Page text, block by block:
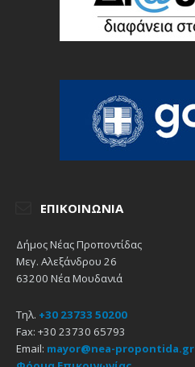
ΕΠΙΚΟΙΝΩΝΊΑ
Δήμος Νέας Προποντίδας
Μεγ. Αλεξάνδρου 26
63200 Νέα Μουδανιά
Τηλ. +30 23733 50200
Fax: +30 23730 65793
Email: mayor@nea-propontida.gr